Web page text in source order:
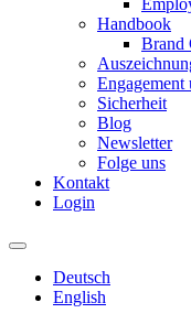
Handbook
Brand
Sicherheit
Blog
Newsletter
Folge uns
Kontakt
Login
Deutsch
English